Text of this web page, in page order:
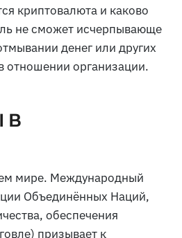
криптовалюта и каково
не сможет исчерпывающе
денег или других
отношении организации.
в
мире. Международный
Объединённых Наций,
обеспечения
призывает к